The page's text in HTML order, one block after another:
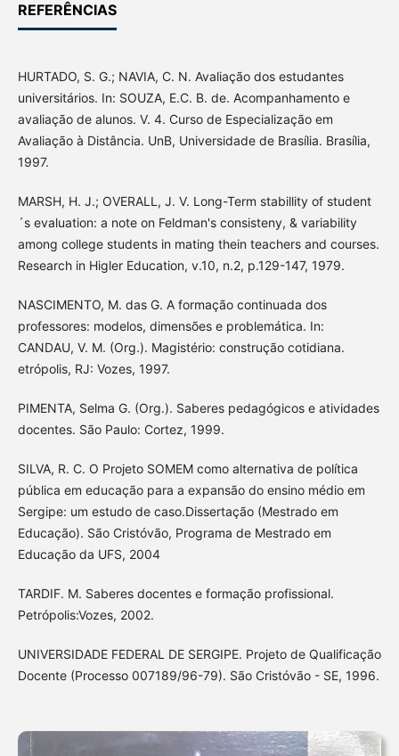
REFERÊNCIAS
HURTADO, S. G.; NAVIA, C. N. Avaliação dos estudantes
universitários. In: SOUZA, E.C. B. de. Acompanhamento e
avaliação de alunos. V. 4. Curso de Especialização em
Avaliação à Distância. UnB, Universidade de Brasília. Brasília,
1997.
MARSH, H. J.; OVERALL, J. V. Long-Term stabillity of student
´s evaluation: a note on Feldman's consisteny, & variability
among college students in mating thein teachers and courses.
Research in Higler Education, v.10, n.2, p.129-147, 1979.
NASCIMENTO, M. das G. A formação continuada dos
professores: modelos, dimensões e problemática. In:
CANDAU, V. M. (Org.). Magistério: construção cotidiana.
etrópolis, RJ: Vozes, 1997.
PIMENTA, Selma G. (Org.). Saberes pedagógicos e atividades
docentes. São Paulo: Cortez, 1999.
SILVA, R. C. O Projeto SOMEM como alternativa de política
pública em educação para a expansão do ensino médio em
Sergipe: um estudo de caso.Dissertação (Mestrado em
Educação). São Cristóvão, Programa de Mestrado em
Educação da UFS, 2004
TARDIF. M. Saberes docentes e formação profissional.
Petrópolis:Vozes, 2002.
UNIVERSIDADE FEDERAL DE SERGIPE. Projeto de Qualificação
Docente (Processo 007189/96-79). São Cristóvão - SE, 1996.